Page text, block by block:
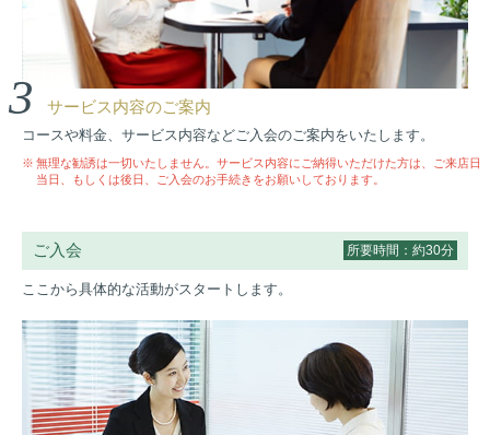
3 サービス内容のご案内
コースや料金、サービス内容などご入会のご案内をいたします。
無理な勧誘は一切いたしません。サービス内容にご納得いただけた方は、ご来店日
当日、もしくは後日、ご入会のお手続きをお願いしております。
ご入会 所要時間：約30分
ここから具体的な活動がスタートします。